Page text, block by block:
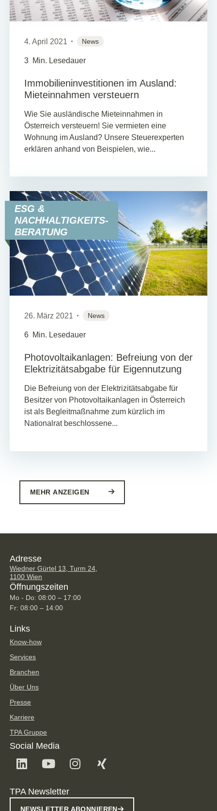
4. April 2021 News
3 Min. Lesedauer
Immobilieninvestitionen im Ausland:
Mieteinnahmen versteuern
Wie Sie ausländische Mieteinnahmen in
Österreich versteuern! Sie vermieten eine
Wohnung im Ausland? Unsere Steuerexperten
erklären anhand von Beispielen, wie...
ESG &
NACHHALTIGKEITS-
BERATUNG
26. März 2021 News
6 Min. Lesedauer
Photovoltaikanlagen: Befreiung von der
Elektrizitätsabgabe für Eigennutzung
Die Befreiung von der Elektrizitätsabgabe für
Besitzer von Photovoltaikanlagen in Österreich
ist als Begleitmaßnahme zum kürzlich im
Nationalrat beschlossene...
MEHR ANZEIGEN
Adresse
Wiedner Gürtel 13, Turm 24,
1100 Wien
Öffnungszeiten
Mo - Do: 08:00 – 17:00
Fr: 08:00 – 14:00
Links
Know-how
Services
Branchen
Über Uns
Presse
Karriere
TPA Gruppe
Social Media
TPA Newsletter
NEWSLETTER ABONNIEREN